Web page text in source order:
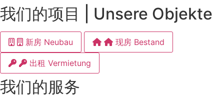
我们的项目 | Unsere Objekte
新房 Neubau 现房 Bestand
出租 Vermietung
我们的服务